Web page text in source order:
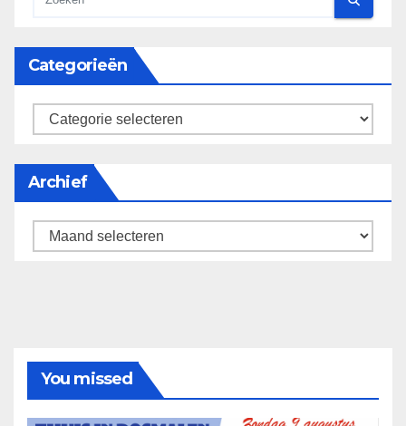
Categorieën
categorieën
Archief
Archief
You missed